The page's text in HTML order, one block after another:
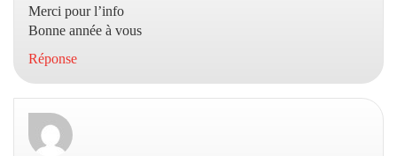
Merci pour l’info
Bonne année à vous
Réponse